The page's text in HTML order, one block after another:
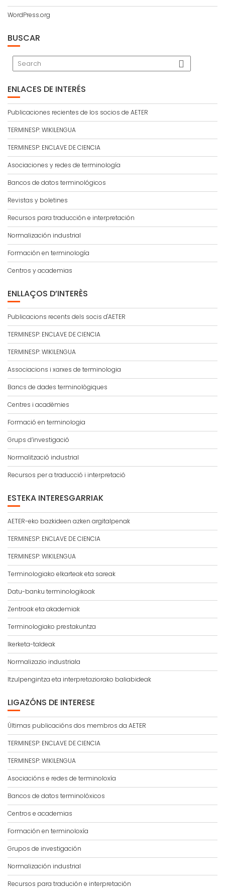
WordPress.org
BUSCAR
ENLACES DE INTERÉS
Publicaciones recientes de los socios de AETER
TERMINESP: WIKILENGUA
TERMINESP: ENCLAVE DE CIENCIA
Asociaciones y redes de terminología
Bancos de datos terminológicos
Revistas y boletines
Recursos para traducción e interpretación
Normalización industrial
Formación en terminología
Centros y academias
ENLLAÇOS D’INTERÈS
Publicacions recents dels socis d'AETER
TERMINESP: ENCLAVE DE CIENCIA
TERMINESP: WIKILENGUA
Associacions i xarxes de terminologia
Bancs de dades terminològiques
Centres i acadèmies
Formació en terminologia
Grups d’investigació
Normalització industrial
Recursos per a traducció i interpretació
ESTEKA INTERESGARRIAK
AETER-eko bazkideen azken argitalpenak
TERMINESP: ENCLAVE DE CIENCIA
TERMINESP: WIKILENGUA
Terminologiako elkarteak eta sareak
Datu-banku terminologikoak
Zentroak eta akademiak
Terminologiako prestakuntza
Ikerketa-taldeak
Normalizazio industriala
Itzulpengintza eta interpretaziorako baliabideak
LIGAZÓNS DE INTERESE
Últimas publicacións dos membros da AETER
TERMINESP: ENCLAVE DE CIENCIA
TERMINESP: WIKILENGUA
Asociacións e redes de terminoloxía
Bancos de datos terminolóxicos
Centros e academias
Formación en terminoloxía
Grupos de investigación
Normalización industrial
Recursos para tradución e interpretación